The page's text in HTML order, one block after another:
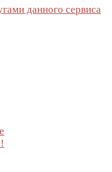
данного сервиса